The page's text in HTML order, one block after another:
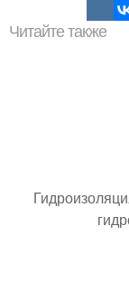
Читайте также